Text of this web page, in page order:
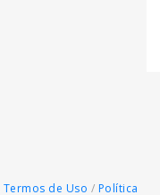
Termos de Uso / Política